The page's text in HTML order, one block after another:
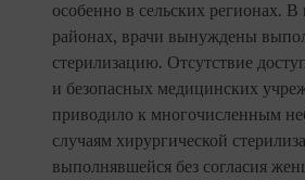
особенно в сельских регионах. В
районах, врачи вынуждены
стерилизацию. Отсутствие
и безопасных медицинских
приводило к многочисленным
случаям хирургической
выполнявшейся без согласия